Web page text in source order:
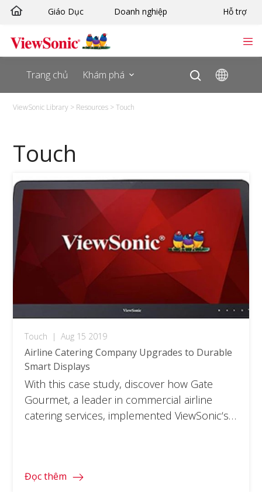
Skip
content
Giáo Dục Doanh nghiệp Hỗ trợ
Trang chủ Khám phá
ViewSonic Library > Resources >Touch
Touch
Touch | Aug 15 2019
Airline Catering Company Upgrades to Durable
Smart Displays
With this case study, discover how Gate
Gourmet, a leader in commercial airline
catering services, implemented ViewSonic‘s
Perú. To access the full document, please
Đọc thêm